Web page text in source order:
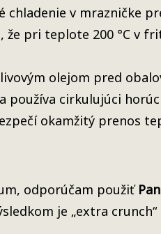
chladenie v mrazničke
pri teplote 200 °C v
olejom pred
cirkulujúci
okamžitý prenos
odporúčam použiť
je „extra